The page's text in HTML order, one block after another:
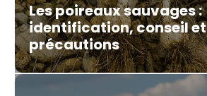
Les poireaux sauvages :
identification, conseil et
précautions